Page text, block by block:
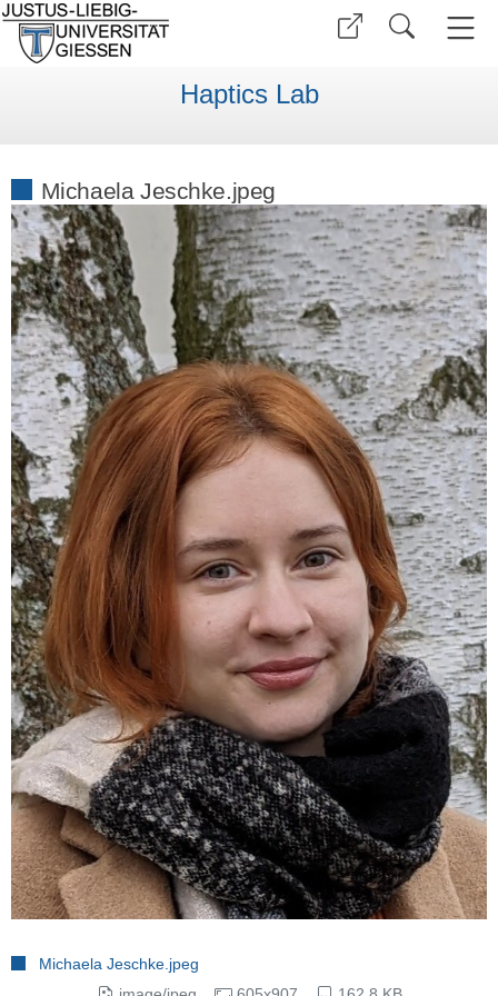
Haptics Lab
Michaela Jeschke.jpeg
Michaela Jeschke.jpeg